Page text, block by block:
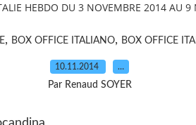
HEBDO DU 3 NOVEMBRE 2014 AU
, BOX OFFICE ITALIANO, BOX OFFICE
10.11.2014 …
Par Renaud SOYER